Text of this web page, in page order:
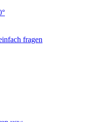
fragen